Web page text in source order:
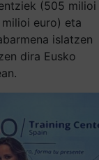
(505 milioi
euro) eta
islatzen
dira Eusko